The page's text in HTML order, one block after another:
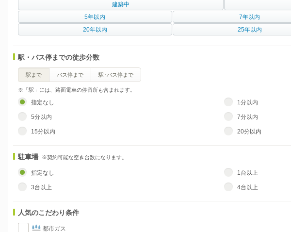
建築中
5年以内
7年以内
20年以内
25年以内
駅・バス停までの徒歩分数
駅まで バス停まで 駅･バス停まで
指定なし 1分以内
5分以内 7分以内
15分以内 20分以内
※「駅」には、路面電車の停留所も含まれます。
駐車場 ※契約可能な空き台数になります。
指定なし 1台以上
3台以上 4台以上
人気のこだわり条件
都市ガス